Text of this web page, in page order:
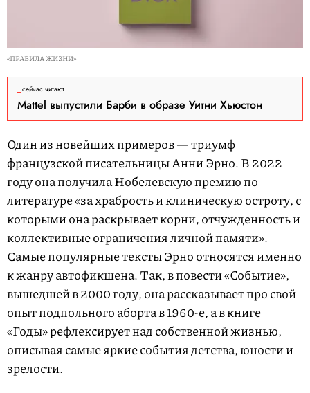
«ПРАВИЛА ЖИЗНИ»
сейчас читают
Mattel выпустили Барби в образе Уитни Хьюстон
Один из новейших примеров — триумф
французской писательницы Анни Эрно. В 2022
году она получила Нобелевскую премию по
литературе «за храбрость и клиническую остроту, с
которыми она раскрывает корни, отчужденность и
коллективные ограничения личной памяти».
Самые популярные тексты Эрно относятся именно
к жанру автофикшена. Так, в повести «Событие»,
вышедшей в 2000 году, она рассказывает про свой
опыт подпольного аборта в 1960-е, а в книге
«Годы» рефлексирует над собственной жизнью,
описывая самые яркие события детства, юности и
зрелости.